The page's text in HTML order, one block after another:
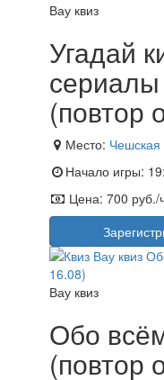
Вау квиз
Угадай
(повтор
Место: Чешская
Начало игры:
Цена: 700 руб./
Вау квиз
Обо
(повтор